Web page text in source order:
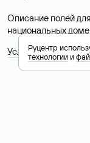
Описание полей
национальных
УсловияРуцентр
технологиии